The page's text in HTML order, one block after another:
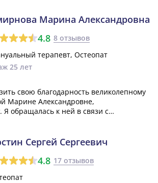
обле...»Марина Александровна
4.8 8 отзывов
терапевт, Остеопат
25 лет
свою благодарность великолепному
Марине Александровне,
Я обращалась к ней в связи с
Сергей Сергеевич
4.8 17 отзывов